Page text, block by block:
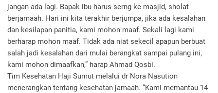
jangan ada lagi. Bapak ibu harus serng ke masjid, sholat
berjamaah. Hari ini kita terakhir berjumpa, jika ada kesalahan
dan kesilapan panitia, kami mohon maaf. Sekali lagi kami
berharap mohon maaf. Tidak ada niat sekecil apapun berbuat
salah jadi kesalahan dari mulai berangkat sampai pulang ini,
kami mohon dimaafkan,” harap Ahmad Qosbi.
Tim Kesehatan Haji Sumut melalui dr Nora Nasution
menerangkan tentang kesehatan jamaah. “Kami memantau 14